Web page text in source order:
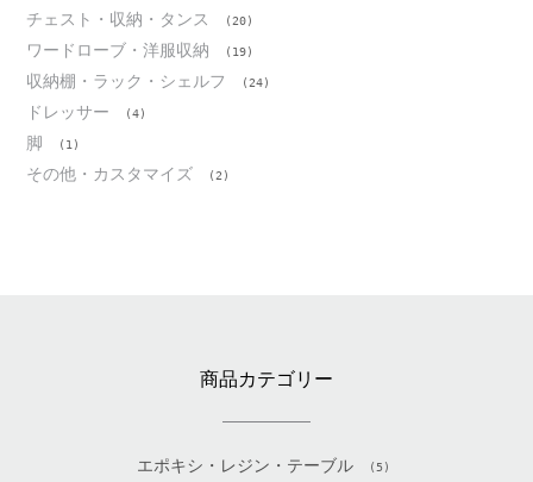
チェスト・収納・タンス (20)
ワードローブ・洋服収納 (19)
収納棚・ラック・シェルフ (24)
ドレッサー (4)
脚 (1)
その他・カスタマイズ (2)
商品カテゴリー
エポキシ・レジン・テーブル (5)